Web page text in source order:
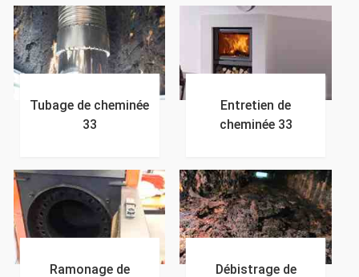
Tubage de cheminée
33
Entretien de
cheminée 33
Ramonage de
Débistrage de